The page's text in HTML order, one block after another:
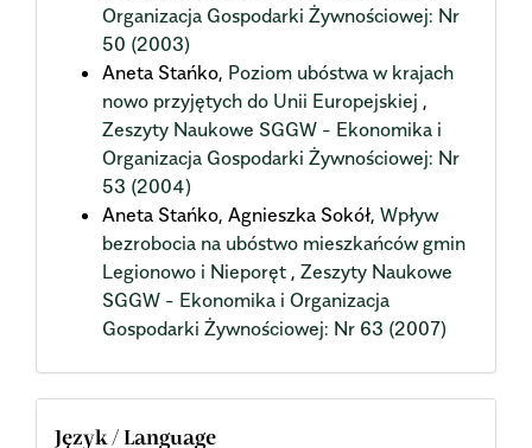
Organizacja Gospodarki Żywnościowej: Nr
50 (2003)
Aneta Stańko, Poziom ubóstwa w krajach
nowo przyjętych do Unii Europejskiej ,
Zeszyty Naukowe SGGW - Ekonomika i
Organizacja Gospodarki Żywnościowej: Nr
53 (2004)
Aneta Stańko, Agnieszka Sokół, Wpływ
bezrobocia na ubóstwo mieszkańców gmin
Legionowo i Nieporęt , Zeszyty Naukowe
SGGW - Ekonomika i Organizacja
Gospodarki Żywnościowej: Nr 63 (2007)
Język / Language